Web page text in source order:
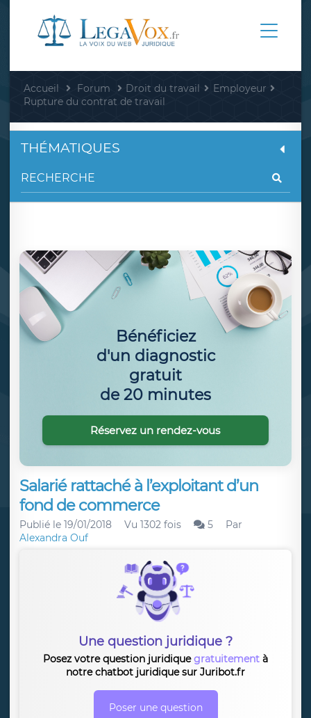
Accueil Forum Droit du travail
Employeur
Rupture du contrat de travail
Salarié rattaché à l’exploitant d’un
fond de commerce
Publié le 19/01/2018 Vu 1302 fois 5
Par
Alexandra Ouf
Une question juridique ?
Posez votre question juridiquegratuitement à
notre chatbot juridique sur Juribot.fr
Poser une question
THÉMATIQUES
Bénéficiez
d'un diagnostic
gratuit
de 20 minutes
Réservez un rendez-vous